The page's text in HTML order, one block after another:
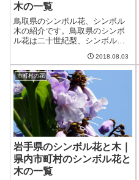
木の一覧
鳥取県のシンボル花、シンボル
木の紹介です。鳥取県のシンボ
ル花は二十世紀梨、シンボル木
取県には現在4市14町1村、合計
19の市町村があり、それぞれの
市町村のシンボル花とシンボル
木も一覧に纏めました。
2018.08.03
市町村の花
岩手県のシンボル花と木｜
県内市町村のシンボル花と
木の一覧